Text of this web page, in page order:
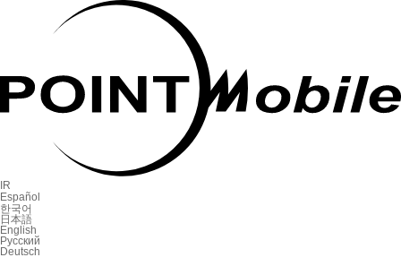
IR
Español
한국어
日本語
English
Русский
Deutsch